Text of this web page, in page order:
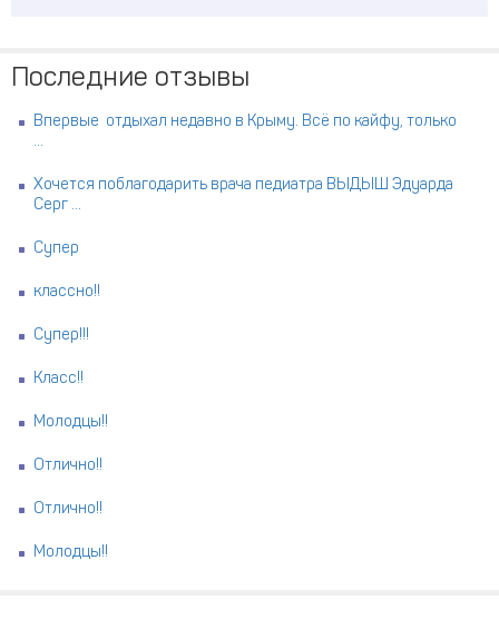
Последние отзывы
Впервые отдыхал недавно в Крыму. Всё по кайфу, только
...
Хочется поблагодарить врача педиатра ВЫДЫШ Эдуарда
Серг ...
Супер
классно!!
Супер!!!
Класс!!
Молодцы!!
Отлично!!
Отлично!!
Молодцы!!